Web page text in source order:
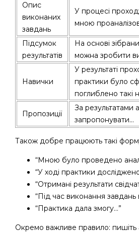
Опис
виконаних
завдань
У процесі
мною
Підсумок
результатів
На основі
можна зробити
Навички
У результаті
практики було
поглиблено такі
Пропозиції
За результатами
запропонувати…
Також добре працюють такі
“Мною було проведено
“У ході практики
“Отримані результати
“Під час виконання завдань
“Практика дала змогу…”
Окремо важливе правило: пишіть